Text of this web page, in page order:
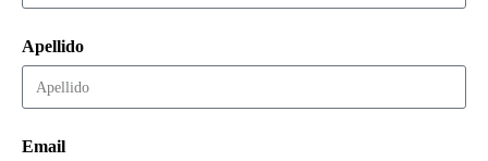
Apellido
Email